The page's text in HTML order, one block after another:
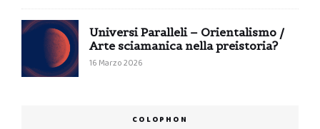
Universi Paralleli – Orientalismo /
Arte sciamanica nella preistoria?
16 Marzo 2026
COLOPHON